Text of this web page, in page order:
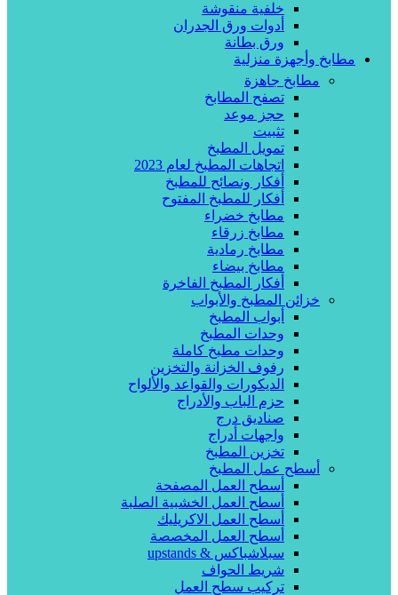
خلفية منقوشة
أدوات ورق الجدران
ورق بطانة
مطابخ وأجهزة منزلية
مطابخ جاهزة
تصفح المطابخ
حجز موعد
تثبيت
تمويل المطبخ
اتجاهات المطبخ لعام 2023
أفكار ونصائح للمطبخ
أفكار للمطبخ المفتوح
مطابخ خضراء
مطابخ زرقاء
مطابخ رمادية
مطابخ بيضاء
أفكار المطبخ الفاخرة
خزائن المطبخ والأبواب
أبواب المطبخ
وحدات المطبخ
وحدات مطبخ كاملة
رفوف الخزانة والتخزين
الديكورات والقواعد والألواح
حزم الباب والأدراج
صناديق درج
واجهات أدراج
تخزين المطبخ
أسطح عمل المطبخ
أسطح العمل المصفحة
أسطح العمل الخشبية الصلبة
أسطح العمل الاكريليك
أسطح العمل المخصصة
سبلاشباكس & upstands
شريط الحواف
تركيب سطح العمل